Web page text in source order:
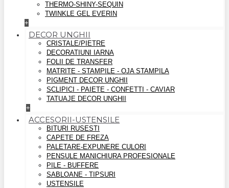
THERMO-SHINY-SEQUIN
TWINKLE GEL EVERIN
+
DECOR UNGHII
CRISTALE/PIETRE
DECORATIUNI IARNA
FOLII DE TRANSFER
MATRITE - STAMPILE - OJA STAMPILA
PIGMENT DECOR UNGHII
SCLIPICI - PAIETE - CONFETTI - CAVIAR
TATUAJE DECOR UNGHII
+
ACCESORII-USTENSILE
BITURI RUSESTI
CAPETE DE FREZA
PALETARE-EXPUNERE CULORI
PENSULE MANICHIURA PROFESIONALE
PILE - BUFFERE
SABLOANE - TIPSURI
USTENSILE